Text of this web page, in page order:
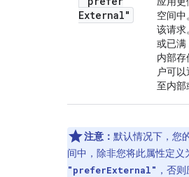
External"
空间
该请求
或已满
内部
户可
至内部
注意： 默认情况下，您
间中，除非您将此属性定义
"preferExternal" ，否